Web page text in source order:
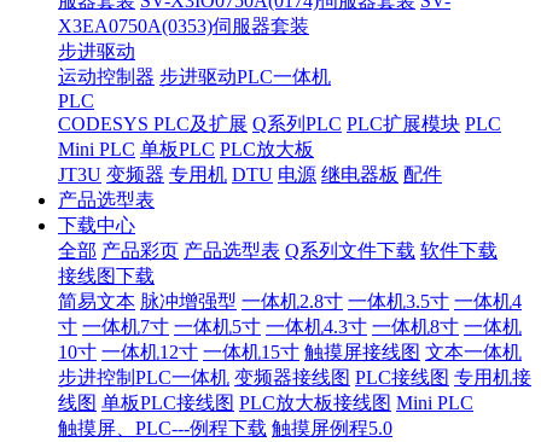
X3EA0750A(0353)伺服器套装
步进驱动
运动控制器 步进驱动PLC一体机
PLC
CODESYS PLC及扩展 Q系列PLC PLC扩展模块 PLC
Mini PLC 单板PLC PLC放大板
JT3U 变频器 专用机 DTU 电源 继电器板 配件
产品选型表
下载中心
全部 产品彩页 产品选型表 Q系列文件下载 软件下载
接线图下载
简易文本 脉冲增强型 一体机2.8寸 一体机3.5寸 一体机4
寸 一体机7寸 一体机5寸 一体机4.3寸 一体机8寸 一体机
10寸 一体机12寸 一体机15寸 触摸屏接线图 文本一体机
步进控制PLC一体机 变频器接线图 PLC接线图 专用机接
线图 单板PLC接线图 PLC放大板接线图 Mini PLC
触摸屏、PLC---例程下载 触摸屏例程5.0